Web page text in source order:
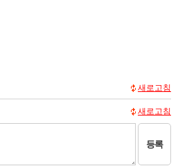
새로고침
새로고침
등록